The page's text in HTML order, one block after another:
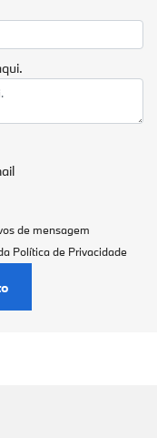
de mensagem
Política de Privacidade